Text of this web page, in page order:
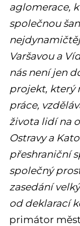
aglomerace,
společnou
Varšavou a
nás není jen
projekt, který
práce,
života lidí na
Ostravy a
přeshraniční
společný
zasedání
od deklarací
primátor